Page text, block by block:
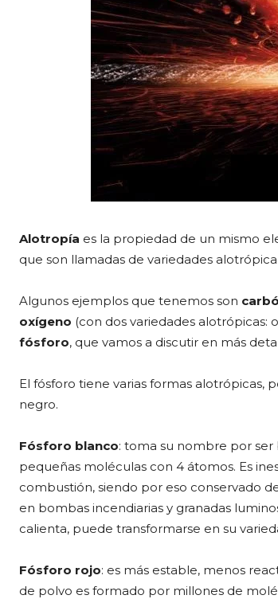
Alotropía es la propiedad de un mismo
que son llamadas de variedades
Algunos ejemplos que tenemos son
oxígeno (con dos variedades alotrópicas:
fósforo, que vamos a discutir en más
El fósforo tiene varias formas alotrópicas,
negro.
Fósforo blanco: toma su nombre por
pequeñas moléculas con 4 átomos. Es
combustión, siendo por eso conservado
en bombas incendiarias y granadas
calienta, puede transformarse en su
Fósforo rojo: es más estable, menos
de polvo es formado por millones de